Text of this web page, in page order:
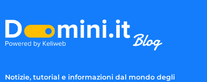
Notizie, tutorial e informazioni dal mondo degli